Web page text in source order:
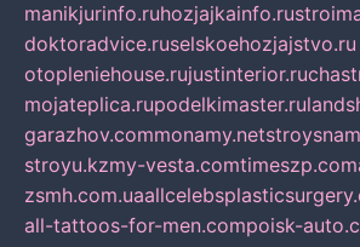
manikjurinfo.ruhozjajkainfo.ru
doktoradvice.ruselskoehozjajstvo.ru
otopleniehouse.rujustinterior.ru
mojateplica.rupodelkimaster.ru
garazhov.commonamy.net
stroyu.kzmy-vesta.comtimeszp.com
zsmh.com.ua
all-tattoos-for-men.compoisk-